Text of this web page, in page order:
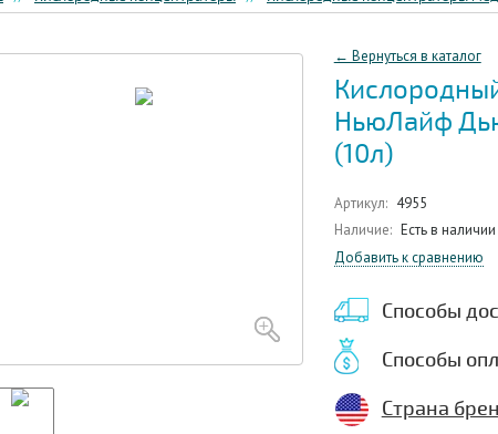
← Вернуться в каталог
НьюЛайф
(10л)
Артикул: 4955
Наличие: Есть в наличии
Добавить к сравнению
Способы
Способы
Страна